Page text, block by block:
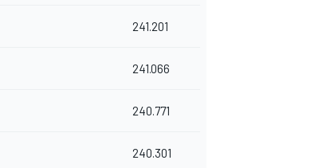
241.201
241.066
240.771
240.301